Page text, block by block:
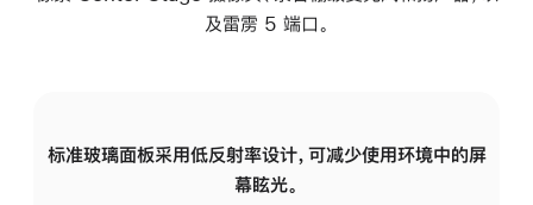
及雷雳 5 端口。
标准玻璃面板采用低反射率设计，可减少使用环境中的屏
幕眩光。